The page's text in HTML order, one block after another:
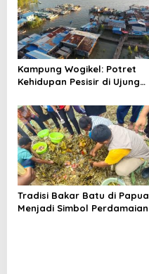
Kampung Wogikel: Potret
Kehidupan Pesisir di Ujung
Bertahan di Tengah
Keterbatasan
Tradisi Bakar Batu di Papua
Menjadi Simbol Perdamaian